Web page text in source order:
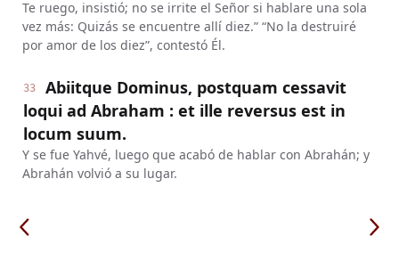
Te ruego, insistió; no se irrite el Señor si hablare una sola
vez más: Quizás se encuentre allí diez.” “No la destruiré
por amor de los diez”, contestó Él.
33
Abiitque Dominus, postquam cessavit
loqui ad Abraham : et ille reversus est in
locum suum.
Y se fue Yahvé, luego que acabó de hablar con Abrahán; y
Abrahán volvió a su lugar.